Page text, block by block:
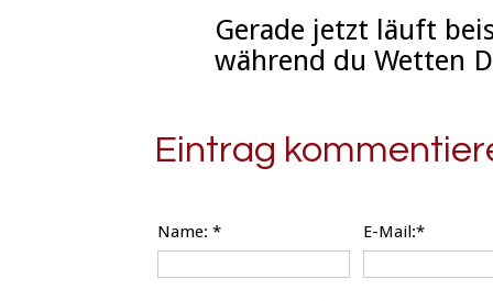
Gerade jetzt läuft
während du Wetten
Eintrag
Name: * E-Mail:*